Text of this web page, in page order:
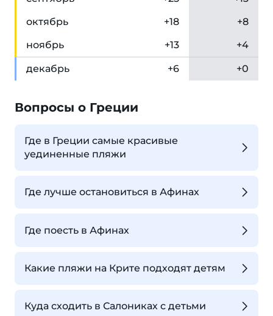
октябрь +18
+8
ноябрь +13 +4
декабрь +6 +0
Вопросы о Греции
Где в Греции самые красивые
уединенные пляжи
Где лучше остановиться в Афинах
Где поесть в Афинах
Какие пляжи на Крите подходят детям
Куда сходить в Салониках с детьми